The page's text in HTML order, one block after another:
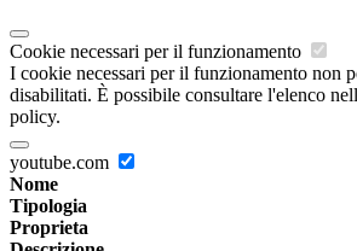
Cookie necessari per il funzionamento
I cookie necessari per il funzionamento non
disabilitati. È possibile consultare l'elenco
policy.
youtube.com
Nome
Tipologia
Proprieta